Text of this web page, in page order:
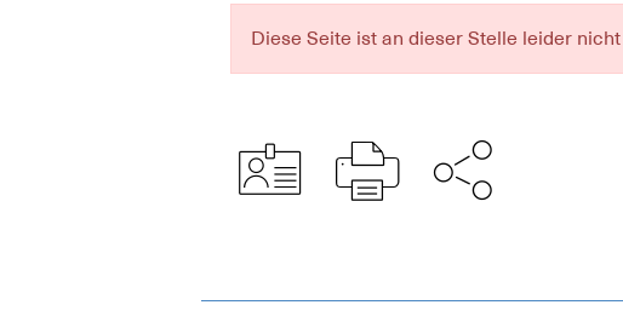
Diese Seite ist an dieser Stelle leider